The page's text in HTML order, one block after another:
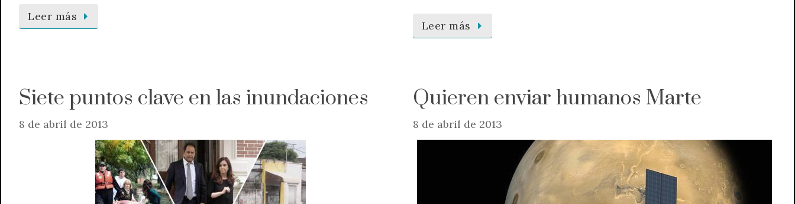
Leer más
Leer más
Siete puntos clave en las inundaciones
8 de abril de 2013
Quieren enviar humanos Marte
8 de abril de 2013